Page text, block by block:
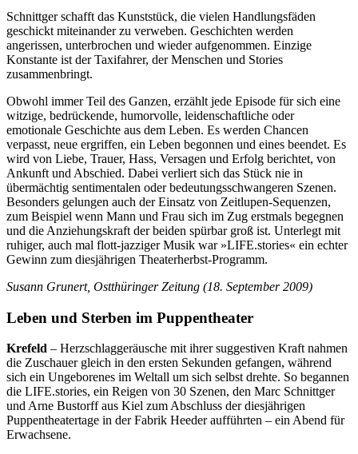
Schnittger schafft das Kunststück, die vielen Handlungsfäden
geschickt miteinander zu verweben. Geschichten werden
angerissen, unterbrochen und wieder aufgenommen. Einzige
Konstante ist der Taxifahrer, der Menschen und Stories
zusammenbringt.
Obwohl immer Teil des Ganzen, erzählt jede Episode für sich eine
witzige, bedrückende, humorvolle, leidenschaftliche oder
emotionale Geschichte aus dem Leben. Es werden Chancen
verpasst, neue ergriffen, ein Leben begonnen und eines beendet. Es
wird von Liebe, Trauer, Hass, Versagen und Erfolg berichtet, von
Ankunft und Abschied. Dabei verliert sich das Stück nie in
übermächtig sentimentalen oder bedeutungsschwangeren Szenen.
Besonders gelungen auch der Einsatz von Zeitlupen-Sequenzen,
zum Beispiel wenn Mann und Frau sich im Zug erstmals begegnen
und die Anziehungskraft der beiden spürbar groß ist. Unterlegt mit
ruhiger, auch mal flott-jazziger Musik war »LIFE.stories« ein echter
Gewinn zum diesjährigen Theaterherbst-Programm.
Susann Grunert, Ostthüringer Zeitung (18. September 2009)
Leben und Sterben im Puppentheater
Krefeld – Herzschlaggeräusche mit ihrer suggestiven Kraft nahmen
die Zuschauer gleich in den ersten Sekunden gefangen, während
sich ein Ungeborenes im Weltall um sich selbst drehte. So begannen
die LIFE.stories, ein Reigen von 30 Szenen, den Marc Schnittger
und Arne Bustorff aus Kiel zum Abschluss der diesjährigen
Puppentheatertage in der Fabrik Heeder aufführten – ein Abend für
Erwachsene.